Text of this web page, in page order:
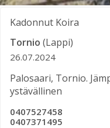
Kadonnut Koira
Tornio (Lappi)
26.07.2024
Palosaari, Tornio.
ystävällinen
0407527458
0407371495